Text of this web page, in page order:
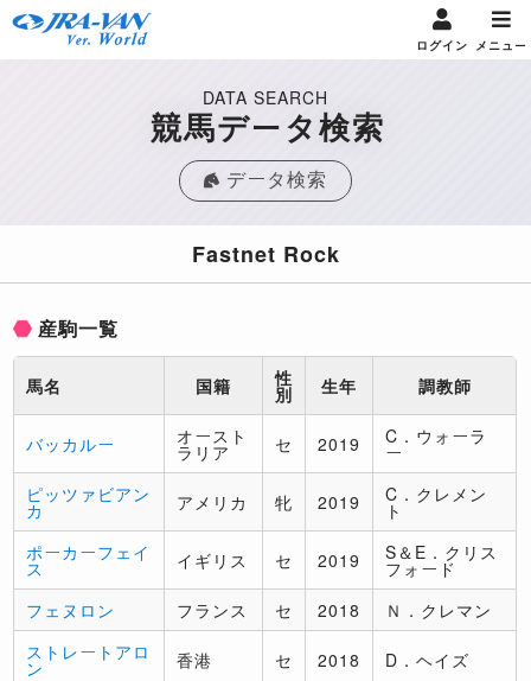
ログイン メニュー
DATA SEARCH
競馬データ検索
データ検索
Fastnet Rock
産駒一覧
馬名 国籍 性
別 生年 調教師
バッカルー オースト
ラリア セ 2019 C．ウォーラ
ー
ピッツァビアン
カ アメリカ 牝 2019 C．クレメン
ト
ポーカーフェイ
ス イギリス セ 2019 S＆E．クリス
フォード
フェヌロン
フランス セ 2018
Ｎ．クレマン
ストレートアロ
ン 香港 セ 2018 D．ヘイズ